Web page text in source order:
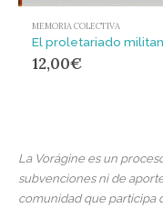
MEMORIA COLECTIVA
El proletariado
12,00€
La Vorágine es un
subvenciones ni de
comunidad que participa